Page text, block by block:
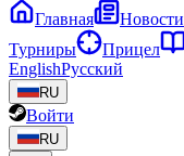
Главная Новости
Турниры
Прицел
EnglishРусский
RU
Войти
RU